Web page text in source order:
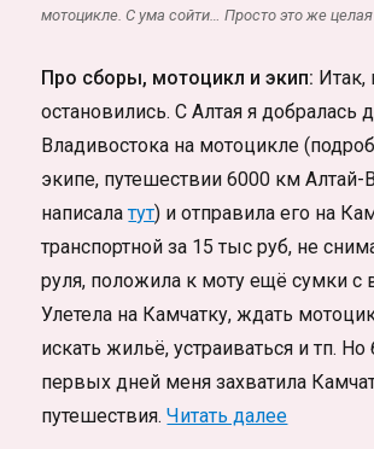
мотоцикле. С ума сойти… Просто это же целая
Про сборы, мотоцикл и экип:
остановились. С Алтая я добралась
Владивостока на мотоцикле
экипе, путешествии 6000 км Алтай-
написалатут) и отправила его на
транспортной за 15 тыс руб, не
руля, положила к моту ещё сумки с
Улетела на Камчатку, ждать
искать жильё, устраиваться и тп. Но
первых дней меня захватила
путешествия.Читать далее